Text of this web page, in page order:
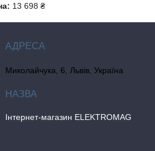
13 698 ₴
Миколайчука, 6, Львів, Україна
Інтернет-магазин ELEKTROMAG